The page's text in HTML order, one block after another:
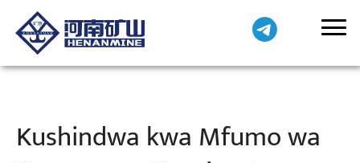
Kushindwa kwa Mfumo wa